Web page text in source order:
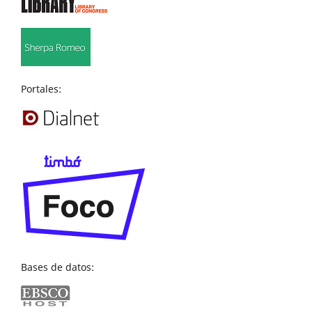
Portales:
Bases de datos: